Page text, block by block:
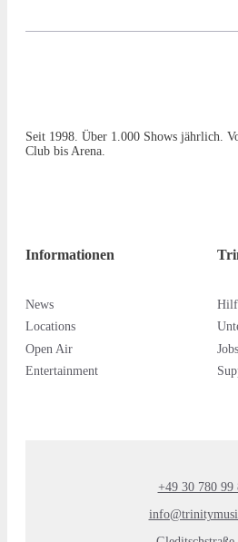
Seit 1998. Über 1.000 Shows jährlich.
Club bis Arena.
Informationen
News
Locations
Open Air
Entertainment
Jobs
+49 30 780 99